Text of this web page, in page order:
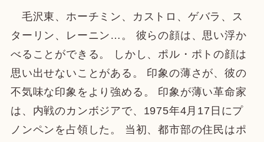
毛沢東、ホーチミン、カストロ、ゲバラ、ス
ターリン、レーニン…。 彼らの顔は、思い浮か
べることができる。 しかし、ポル・ポトの顔は
思い出せないことがある。 印象の薄さが、彼の
不気味な印象をより強める。 印象が薄い革命家
は、内戦のカンボジアで、1975年4月17日にプ
ノンペンを占領した。 当初、都市部の住民はポ